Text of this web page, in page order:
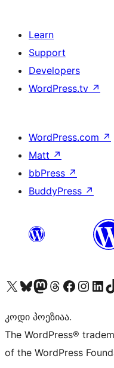
Learn
Support
Developers
WordPress.tv ↗
WordPress.com ↗
Matt ↗
bbPress ↗
BuddyPress ↗
Visit our X (formerly Twitter) account
Visit our Bluesky account
Visit our Mastodon account
Visit our Threads account
Visit our Facebook page
Visit ourVisit our
კოდი პოეზიაა.
The WordPress®
of the WordPress